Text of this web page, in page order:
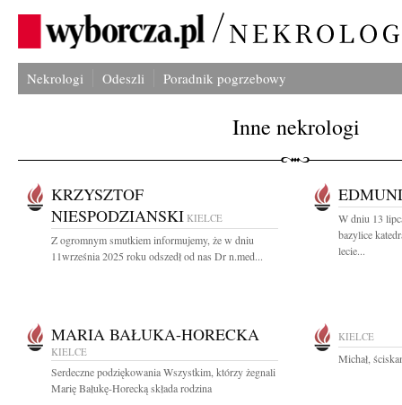
Nekrologi Odeszli Poradnik pogrzebowy
Inne nekrologi
KRZYSZTOF
NIESPODZIANSKI KIELCE
Z ogromnym smutkiem informujemy, że w dniu
11września 2025 roku odszedł od nas Dr n.med...
W dniu 13
bazylice
lecie...
MARIA BAŁUKA-HORECKA
KIELCE
Serdeczne podziękowania Wszystkim, którzy żegnali
Marię Bałukę-Horecką składa rodzina
KIELCE
Michał,